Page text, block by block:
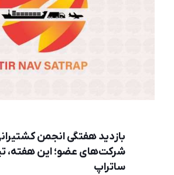
بازدید هفتگی انجمن
شرکت‌های عضو؛ این هفته،
ساتراپ